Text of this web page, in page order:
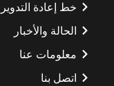
خط إعادة التدوير
الحالة والأخبار
معلومات عنا
اتصل بنا